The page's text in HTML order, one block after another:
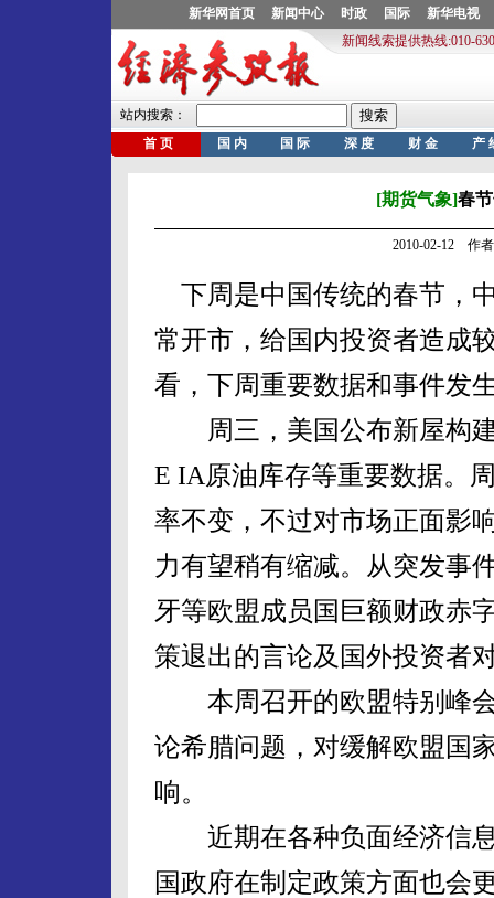
[期货气象]春
2010-02-12 作
下周是中国传统的春节，
常开市，给国内投资者造成
看，下周重要数据和事件发
周三，美国公布新屋构建
E IA原油库存等重要数据。
率不变，不过对市场正面影
力有望稍有缩减。从突发事
牙等欧盟成员国巨额财政赤
策退出的言论及国外投资者
本周召开的欧盟特别峰会
论希腊问题，对缓解欧盟国
响。
近期在各种负面经济信息
国政府在制定政策方面也会